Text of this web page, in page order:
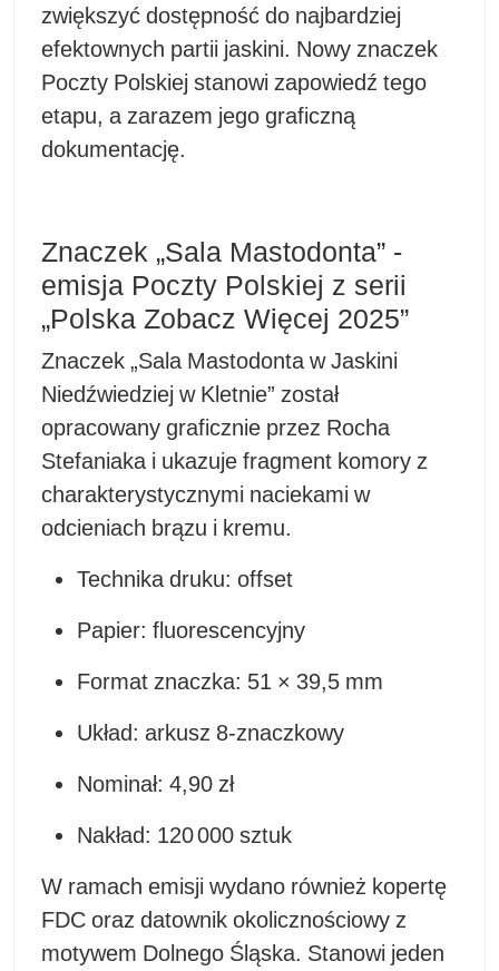
zwiększyć dostępność do najbardziej
efektownych partii jaskini. Nowy znaczek
Poczty Polskiej stanowi zapowiedź tego
etapu, a zarazem jego graficzną
dokumentację.
Znaczek „Sala Mastodonta” -
emisja Poczty Polskiej z serii
„Polska Zobacz Więcej 2025”
Znaczek „Sala Mastodonta w Jaskini
Niedźwiedziej w Kletnie” został
opracowany graficznie przez Rocha
Stefaniaka i ukazuje fragment komory z
charakterystycznymi naciekami w
odcieniach brązu i kremu.
Technika druku: offset
Papier: fluorescencyjny
Format znaczka: 51 × 39,5 mm
Układ: arkusz 8-znaczkowy
Nominał: 4,90 zł
Nakład: 120 000 sztuk
W ramach emisji wydano również kopertę
FDC oraz datownik okolicznościowy z
motywem Dolnego Śląska. Stanowi jeden